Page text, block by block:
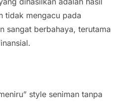
tidak mengacu pada
sangat berbahaya, terutama
style seniman tanpa